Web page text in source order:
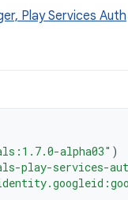
Play Services Auth
alpha03" )
play-services-